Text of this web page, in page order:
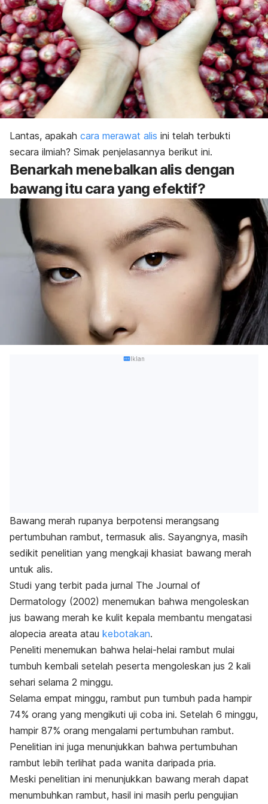
Lantas, apakah cara merawat alis ini telah terbukti
secara ilmiah? Simak penjelasannya berikut ini.
Benarkah menebalkan alis dengan
bawang itu cara yang efektif?
Iklan
Bawang merah rupanya berpotensi merangsang
pertumbuhan rambut, termasuk alis. Sayangnya, masih
sedikit penelitian yang mengkaji khasiat bawang merah
untuk alis.
Studi yang terbit pada jurnal The Journal of
Dermatology (2002) menemukan bahwa mengoleskan
jus bawang merah ke kulit kepala membantu mengatasi
alopecia areata atau kebotakan.
Peneliti menemukan bahwa helai-helai rambut mulai
tumbuh kembali setelah peserta mengoleskan jus 2 kali
sehari selama 2 minggu.
Selama empat minggu, rambut pun tumbuh pada hampir
74% orang yang mengikuti uji coba ini. Setelah 6 minggu,
hampir 87% orang mengalami pertumbuhan rambut.
Penelitian ini juga menunjukkan bahwa pertumbuhan
rambut lebih terlihat pada wanita daripada pria.
Meski penelitian ini menunjukkan bawang merah dapat
menumbuhkan rambut, hasil ini masih perlu pengujian